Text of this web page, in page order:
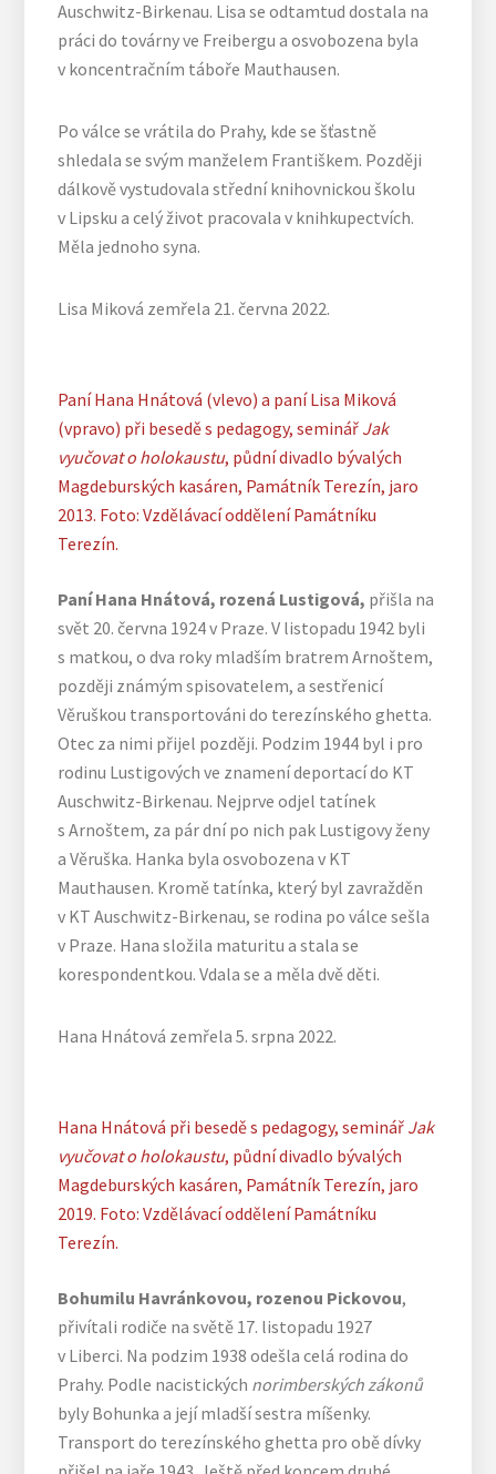
Auschwitz-Birkenau. Lisa se odtamtud dostala na
práci do továrny ve Freibergu a osvobozena byla
v koncentračním táboře Mauthausen.
Po válce se vrátila do Prahy, kde se šťastně
shledala se svým manželem Františkem. Později
dálkově vystudovala střední knihovnickou školu
v Lipsku a celý život pracovala v knihkupectvích.
Měla jednoho syna.
Lisa Miková zemřela 21. června 2022.
Paní Hana Hnátová (vlevo) a paní Lisa Miková
(vpravo) při besedě s pedagogy, seminář Jak
vyučovat o holokaustu, půdní divadlo bývalých
Magdeburských kasáren, Památník Terezín, jaro
2013. Foto: Vzdělávací oddělení Památníku
Terezín.
Paní Hana Hnátová, rozená Lustigová, přišla na
svět 20. června 1924 v Praze. V listopadu 1942 byli
s matkou, o dva roky mladším bratrem Arnoštem,
později známým spisovatelem, a sestřenicí
Věruškou transportováni do terezínského ghetta.
Otec za nimi přijel později. Podzim 1944 byl i pro
rodinu Lustigových ve znamení deportací do KT
Auschwitz-Birkenau. Nejprve odjel tatínek
s Arnoštem, za pár dní po nich pak Lustigovy ženy
a Věruška. Hanka byla osvobozena v KT
Mauthausen. Kromě tatínka, který byl zavražděn
v KT Auschwitz-Birkenau, se rodina po válce sešla
v Praze. Hana složila maturitu a stala se
korespondentkou. Vdala se a měla dvě děti.
Hana Hnátová zemřela 5. srpna 2022.
Hana Hnátová při besedě s pedagogy, seminář Jak
vyučovat o holokaustu, půdní divadlo bývalých
Magdeburských kasáren, Památník Terezín, jaro
2019. Foto: Vzdělávací oddělení Památníku
Terezín.
Bohumilu Havránkovou, rozenou Pickovou,
přivítali rodiče na světě 17. listopadu 1927
v Liberci. Na podzim 1938 odešla celá rodina do
Prahy. Podle nacistických norimberských zákonů
byly Bohunka a její mladší sestra míšenky.
Transport do terezínského ghetta pro obě dívky